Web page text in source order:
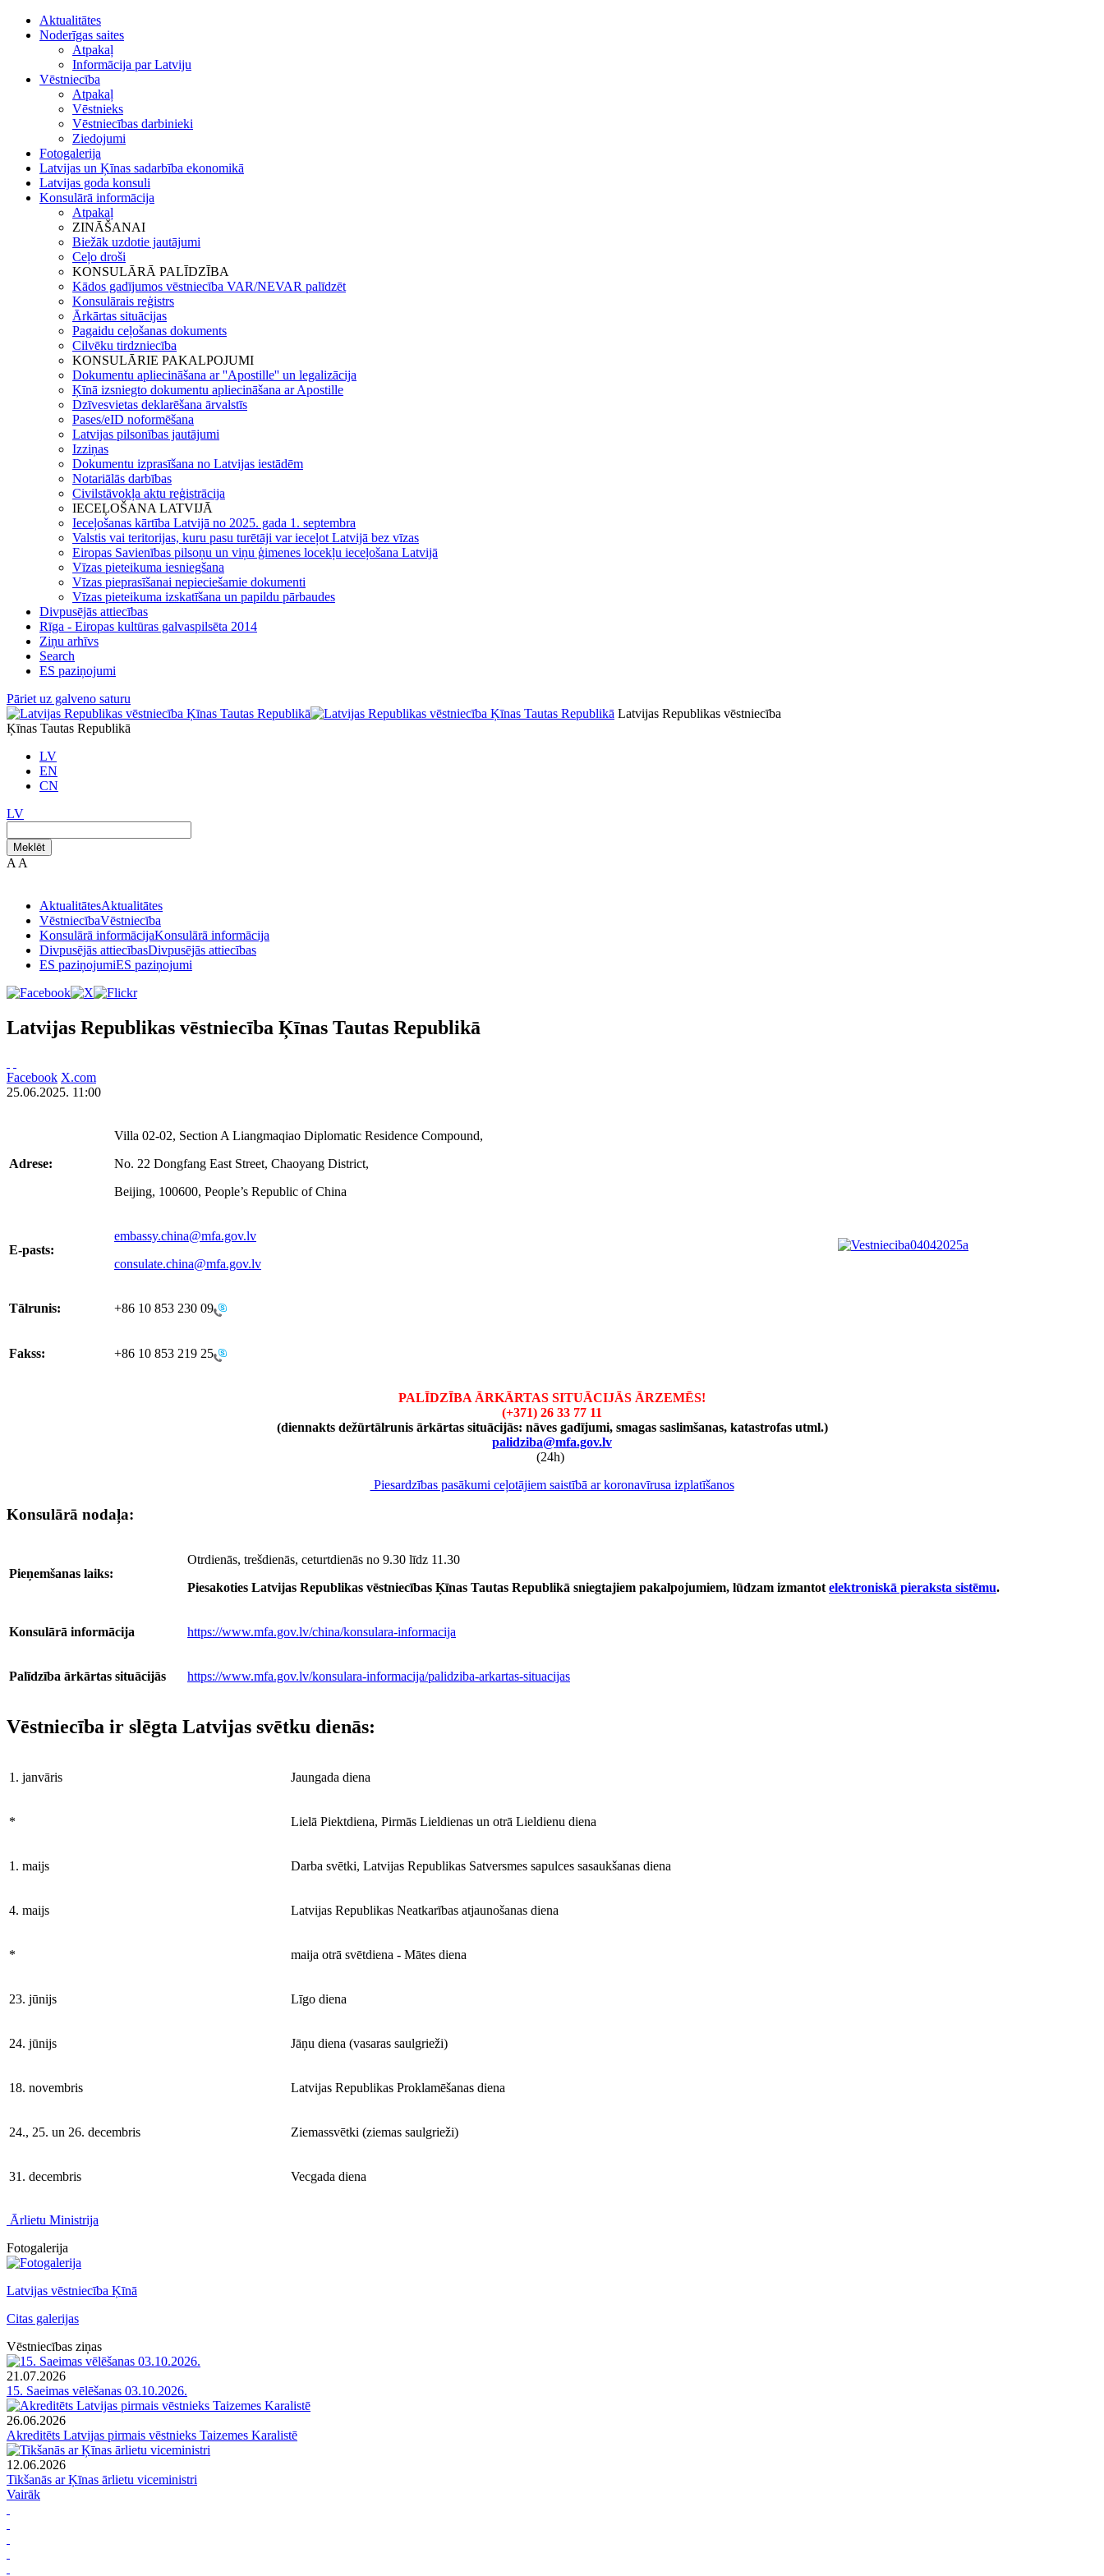
Aktualitātes
Noderīgas saites
Atpakaļ
Informācija par Latviju
Vēstniecība
Atpakaļ
Vēstnieks
Vēstniecības darbinieki
Ziedojumi
Fotogalerija
Latvijas un Ķīnas sadarbība ekonomikā
Latvijas goda konsuli
Konsulārā informācija
Atpakaļ
ZINĀŠANAI
Biežāk uzdotie jautājumi
Ceļo droši
KONSULĀRĀ PALĪDZĪBA
Kādos gadījumos vēstniecība VAR/NEVAR palīdzēt
Konsulārais reģistrs
Ārkārtas situācijas
Pagaidu ceļošanas dokuments
Cilvēku tirdzniecība
KONSULĀRIE PAKALPOJUMI
Dokumentu apliecināšana ar ''Apostille'' un legalizācija
Ķīnā izsniegto dokumentu apliecināšana ar Apostille
Dzīvesvietas deklarēšana ārvalstīs
Pases/eID noformēšana
Latvijas pilsonības jautājumi
Izziņas
Dokumentu izprasīšana no Latvijas iestādēm
Notariālās darbības
Civilstāvokļa aktu reģistrācija
IECEĻOŠANA LATVIJĀ
Ieceļošanas kārtība Latvijā no 2025. gada 1. septembra
Valstis vai teritorijas, kuru pasu turētāji var ieceļot Latvijā bez vīzas
Eiropas Savienības pilsoņu un viņu ģimenes locekļu ieceļošana Latvijā
Vīzas pieteikuma iesniegšana
Vīzas pieprasīšanai nepieciešamie dokumenti
Vīzas pieteikuma izskatīšana un papildu pārbaudes
Divpusējās attiecības
Rīga - Eiropas kultūras galvaspilsēta 2014
Ziņu arhīvs
Search
ES paziņojumi
Pāriet uz galveno saturu
Latvijas Republikas vēstniecība
Ķīnas Tautas Republikā
LV
EN
CN
LV
Meklēt
A A
AktualitātesAktualitātes
VēstniecībaVēstniecība
Konsulārā informācijaKonsulārā informācija
Divpusējās attiecībasDivpusējās attiecības
ES paziņojumiES paziņojumi
Latvijas Republikas vēstniecība Ķīnas Tautas Republikā
Facebook X.com
25.06.2025. 11:00
Adrese:
Villa 02-02, Section A Liangmaqiao Diplomatic Residence Compound,
No. 22 Dongfang East Street, Chaoyang District,
Beijing, 100600, People’s Republic of China
E-pasts:
embassy.china@mfa.gov.lv
consulate.china@mfa.gov.lv
Tālrunis: +86 10 853 230 09
Fakss: +86 10 853 219 25
PALĪDZĪBA ĀRKĀRTAS SITUĀCIJĀS ĀRZEMĒS!
(+371) 26 33 77 11
(diennakts dežūrtālrunis ārkārtas situācijās: nāves gadījumi, smagas saslimšanas, katastrofas utml.)
palidziba@mfa.gov.lv
(24h)
Piesardzības pasākumi ceļotājiem saistībā ar koronavīrusa izplatīšanos
Konsulārā nodaļa:
Pieņemšanas laiks:
Otrdienās, trešdienās, ceturtdienās no 9.30 līdz 11.30
Piesakoties Latvijas Republikas vēstniecības Ķīnas Tautas Republikā sniegtajiem pakalpojumiem, lūdzam izmantot elektroniskā pieraksta sistēmu.
Konsulārā informācija https://www.mfa.gov.lv/china/konsulara-informacija
Palīdzība ārkārtas situācijās https://www.mfa.gov.lv/konsulara-informacija/palidziba-arkartas-situacijas
Vēstniecība ir slēgta Latvijas svētku dienās:
1. janvāris Jaungada diena
* Lielā Piektdiena, Pirmās Lieldienas un otrā Lieldienu diena
1. maijs Darba svētki, Latvijas Republikas Satversmes sapulces sasaukšanas diena
4. maijs Latvijas Republikas Neatkarības atjaunošanas diena
* maija otrā svētdiena - Mātes diena
23. jūnijs Līgo diena
24. jūnijs Jāņu diena (vasaras saulgrieži)
18. novembris Latvijas Republikas Proklamēšanas diena
24., 25. un 26. decembris Ziemassvētki (ziemas saulgrieži)
31. decembris Vecgada diena
Ārlietu Ministrija
Fotogalerija
Latvijas vēstniecība Ķīnā
Citas galerijas
Vēstniecības ziņas
21.07.2026
15. Saeimas vēlēšanas 03.10.2026.
26.06.2026
Akreditēts Latvijas pirmais vēstnieks Taizemes Karalistē
12.06.2026
Tikšanās ar Ķīnas ārlietu viceministri
Vairāk